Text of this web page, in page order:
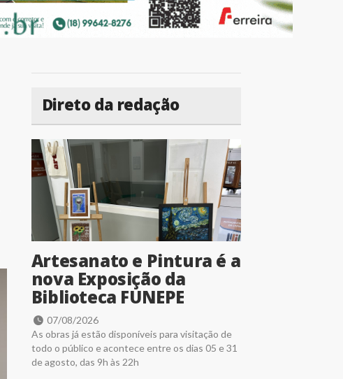
Direto da redação
Artesanato e Pintura é a
nova Exposição da
Biblioteca FUNEPE
07/08/2026
As obras já estão disponíveis para visitação de
todo o público e acontece entre os dias 05 e 31
de agosto, das 9h às 22h